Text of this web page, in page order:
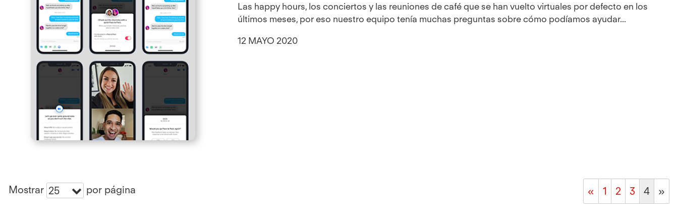
Las happy hours, los conciertos y las reuniones de café que se han vuelto virtuales por defecto en los
últimos meses, por eso nuestro equipo tenía muchas preguntas sobre cómo podíamos ayudar...
12 MAYO 2020
Mostrar 25 por página « 1 2 3 4 »